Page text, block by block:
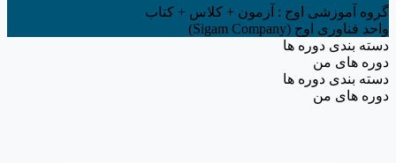
گروه آموزشی اوج : آزمون + کلاس + کتاب
واحد فناوری اوج (Sigam Company)
دسته بندی دوره ها
دوره های من
دسته بندی دوره ها
دوره های من